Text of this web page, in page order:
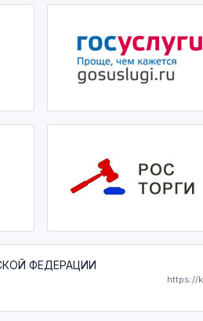
ФЕДЕРАЦИИ
https://